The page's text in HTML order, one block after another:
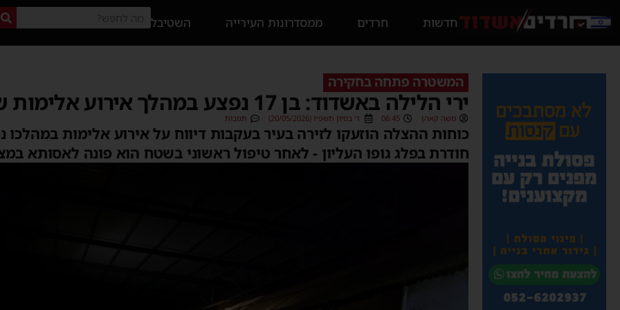
חדשות חרדים ממסדרונות העירייה השטיבל
המשטרה פתחה בחקירה
ירי הלילה באשדוד: בן 17 נפצע במהלך אירוע אלימות שהסלים
משה קאהן 06:45 ד׳ בסיון תשפ״ו (20/05/2026) תגובות
חודרת בפלג גופו העליון - לאחר טיפול ראשוני בשטח הוא פונה לאסותא במצב